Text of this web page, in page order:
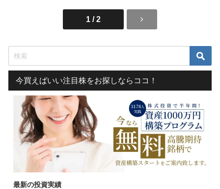
1 / 2
今買えばいい注目株をお探しならココ！
最新の投資実績